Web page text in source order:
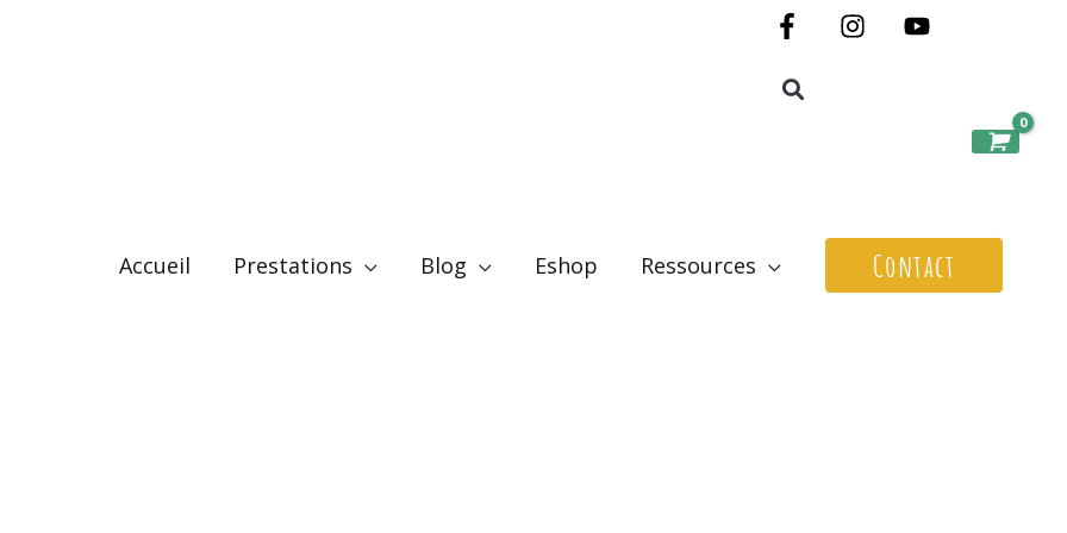
Accueil Prestations Blog Eshop Ressources Contact